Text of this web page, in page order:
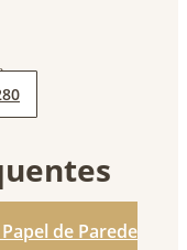
de Parede